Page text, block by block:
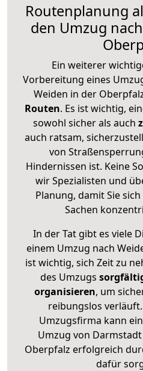
Routenplanung
den Umzug
Ein weiterer
Vorbereitung eines
Weiden in der
Routen. Es ist wichtig,
sowohl sicher als auch
auch ratsam,
von
Hindernissen ist. Keine
wir Spezialisten und
Planung, damit Sie
Sachen
In der Tat gibt es viele
einem Umzug nach
ist wichtig, sich Zeit zu
des Umzugs
organisieren, um
reibungslos
Umzugsfirma kann
Umzug von
Oberpfalz erfolgreich
dafür